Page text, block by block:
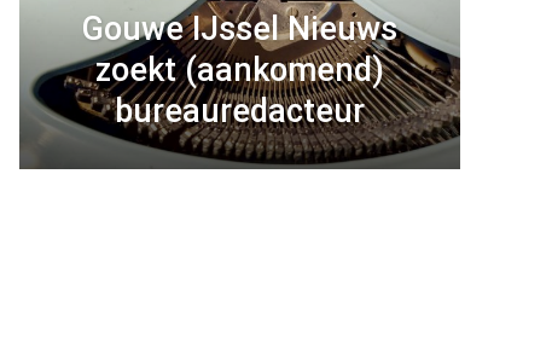
Gouwe IJssel Nieuws
zoekt (aankomend)
bureauredacteur